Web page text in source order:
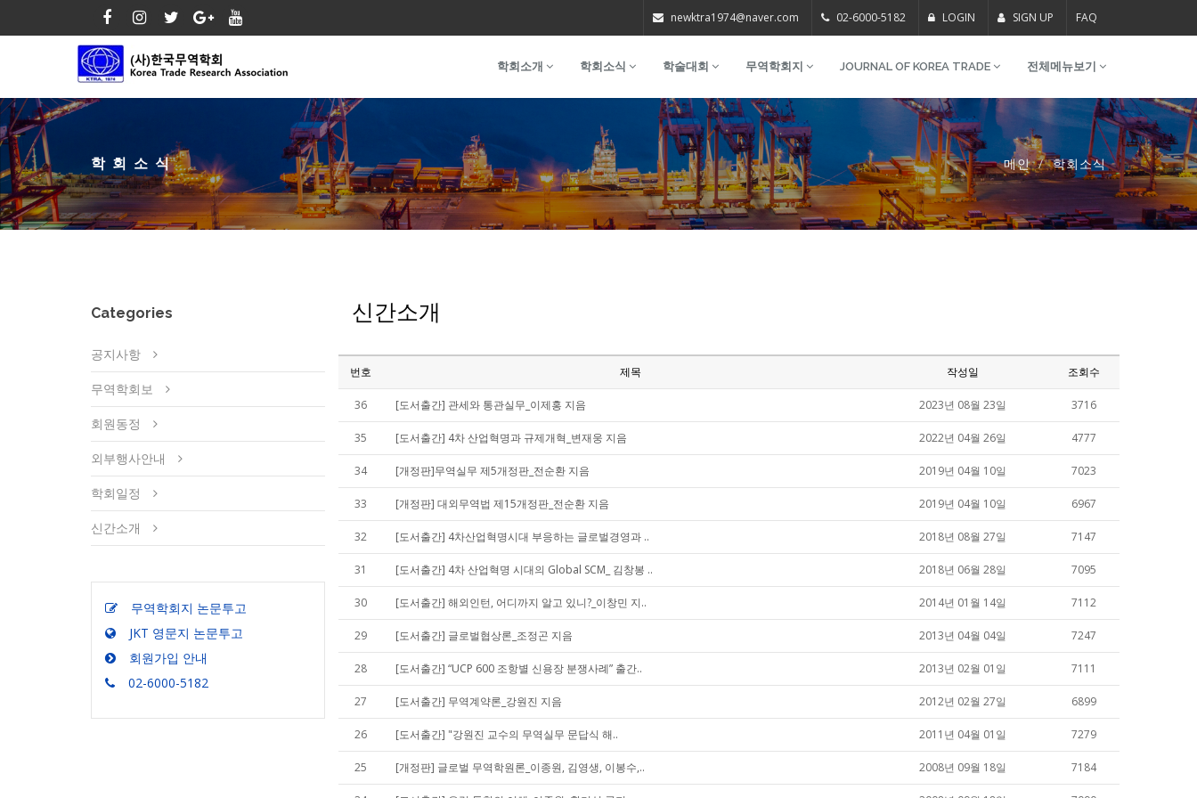
newktra1974@naver.com 02-6000-5182 LOGIN SIGN UP FAQ
학회소개 학회소식 학술대회 무역학회지 JOURNAL OF KOREA TRADE 전체메뉴보기
학회소식 메인 학회소식
Categories
공지사항
무역학회보
회원동정
외부행사안내
학회일정
신간소개
무역학회지 논문투고
JKT 영문지 논문투고
회원가입 안내
02-6000-5182
신간소개
번호 제목 작성일 조회수
36 [도서출간] 관세와 통관실무_이제홍 지음 2023년 08월 23일 3716
35 [도서출간] 4차 산업혁명과 규제개혁_변재웅 지음 2022년 04월 26일 4777
34 [개정판]무역실무 제5개정판_전순환 지음 2019년 04월 10일 7023
33 [개정판] 대외무역법 제15개정판_전순환 지음 2019년 04월 10일 6967
32 [도서출간] 4차산업혁명시대 부응하는 글로벌경영과 .. 2018년 08월 27일 7147
31 [도서출간] 4차 산업혁명 시대의 Global SCM_ 김창봉 .. 2018년 06월 28일 7095
30 [도서출간] 해외인턴, 어디까지 알고 있니?_이창민 지.. 2014년 01월 14일 7112
29 [도서출간] 글로벌협상론_조정곤 지음 2013년 04월 04일 7247
28 [도서출간] “UCP 600 조항별 신용장 분쟁사례” 출간.. 2013년 02월 01일 7111
27 [도서출간] 무역계약론_강원진 지음 2012년 02월 27일 6899
26 [도서출간] "강원진 교수의 무역실무 문답식 해.. 2011년 04월 01일 7279
25 [개정판] 글로벌 무역학원론_이종원, 김영생, 이봉수,.. 2008년 09월 18일 7184